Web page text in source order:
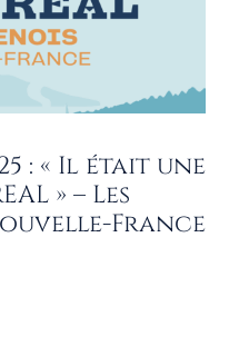
: « Il était une
» – Les
France